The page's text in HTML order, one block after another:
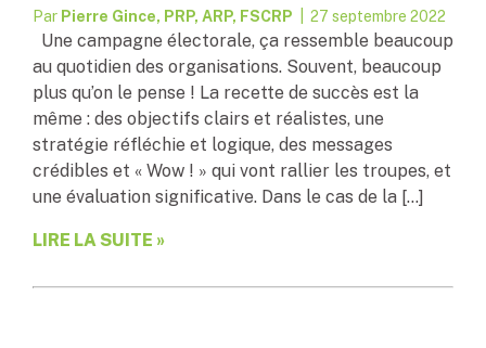
Par Pierre Gince, PRP, ARP, FSCRP | 27 septembre 2022
Une campagne électorale, ça ressemble beaucoup
au quotidien des organisations. Souvent, beaucoup
plus qu’on le pense ! La recette de succès est la
même : des objectifs clairs et réalistes, une
stratégie réfléchie et logique, des messages
crédibles et « Wow ! » qui vont rallier les troupes, et
une évaluation significative. Dans le cas de la […]
LIRE LA SUITE »